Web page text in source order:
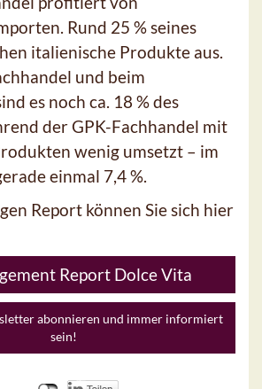
Rund 25 % seines
italienische Produkte aus.
und beim
es noch ca. 18 % des
der GPK-Fachhandel mit
wenig umsetzt – im
einmal 7,4 %.
Report können Sie sich hier
Report Dolce Vita
abonnieren und immer informiert
sein!